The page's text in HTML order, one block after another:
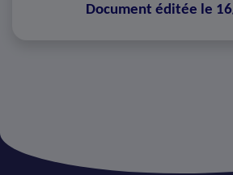
Document éditée le